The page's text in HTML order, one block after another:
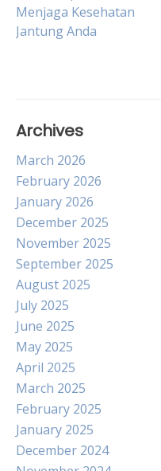
navigation
Menjaga Kesehatan
Jantung Anda
Archives
March 2026
February 2026
January 2026
December 2025
November 2025
September 2025
August 2025
July 2025
June 2025
May 2025
April 2025
March 2025
February 2025
January 2025
December 2024